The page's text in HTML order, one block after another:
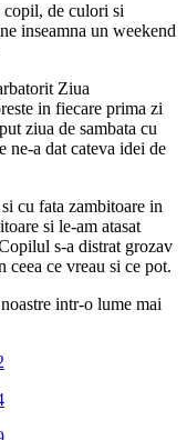
copil, de culori si
inseamna un weekend
Ziua
in fiecare prima zi
ziua de sambata cu
ne-a dat cateva idei de
cu fata zambitoare in
si le-am atasat
s-a distrat grozav
ceea ce vreau si ce pot.
intr-o lume mai